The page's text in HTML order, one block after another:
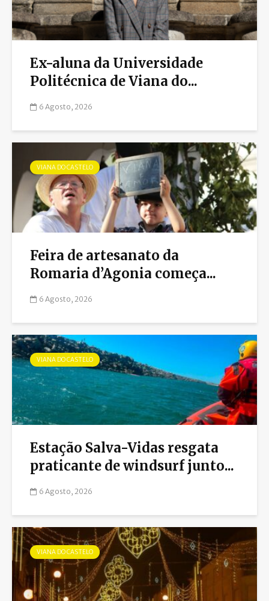
Ex-aluna da Universidade
Politécnica de Viana do...
6 Agosto, 2026
VIANA DO CASTELO
Feira de artesanato da
Romaria d’Agonia começa...
6 Agosto, 2026
VIANA DO CASTELO
Estação Salva-Vidas resgata
praticante de windsurf junto...
6 Agosto, 2026
VIANA DO CASTELO